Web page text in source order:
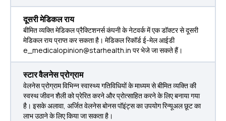
दूसरी मेडिकल राय
बीमित व्यक्ति मेडिकल प्रैक्टिशनर्स कंपनी के नेटवर्क में एक डॉक्टर से दूसरी
मेडिकल राय प्राप्त कर सकता है। मेडिकल रिकॉर्ड ई-मेल आईडी
e_medicalopinion@starhealth.in पर भेजे जा सकते हैं।
स्टार वैलनेस प्रोग्राम
वेलनेस प्रोग्राम विभिन्न स्वास्थ्य गतिविधियों के माध्यम से बीमित व्यक्ति की
स्वस्थ जीवन शैली को प्रेरित करने और प्रोत्साहित करने के लिए बनाया गया
है। इसके अलावा, अर्जित वेलनेस बोनस पॉइंट्स का उपयोग रिन्यूअल छूट का
लाभ उठाने के लिए किया जा सकता है।